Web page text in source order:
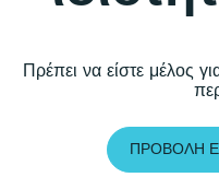
Πρέπει να είστε μέλος
ΠΡΟΒΟΛΉ